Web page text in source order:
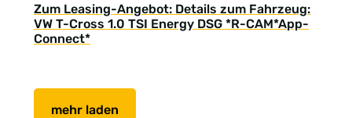
Zum Leasing-Angebot: Details zum Fahrzeug:
VW T-Cross 1.0 TSI Energy DSG *R-CAM*App-
Connect*
mehr laden